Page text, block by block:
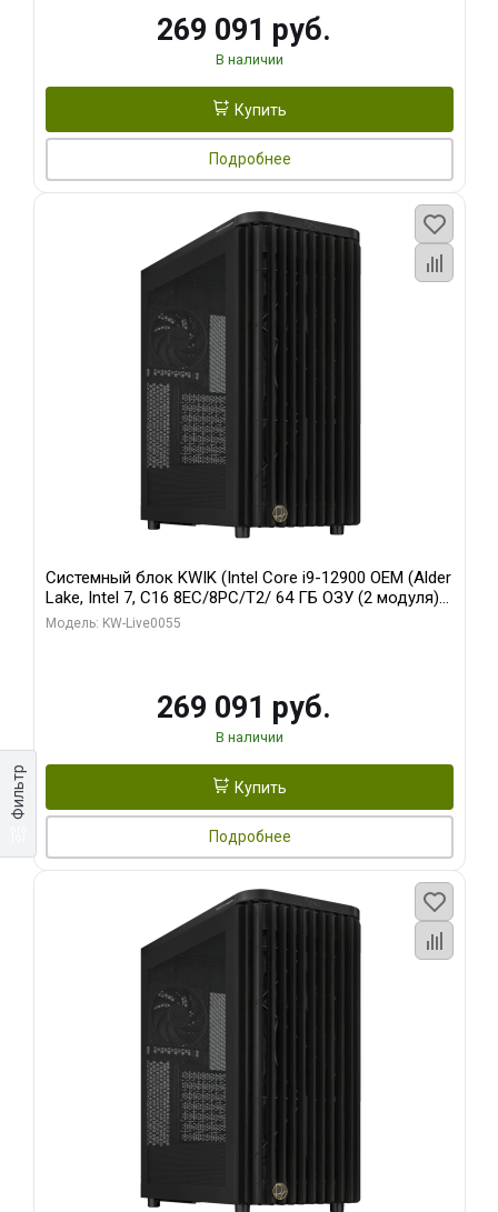
Фильтр
269 091 руб.
В наличии
Купить
Подробнее
Системный блок KWIK (Intel Core i9-12900 OEM (Alder
Lake, Intel 7, C16 8EC/8PC/T2/ 64 ГБ ОЗУ (2 модуля)/
MSI RTX5080 SHADOW 3X OC 16GB GDDR7 256bit 3xDP
Модель: KW-Live0055
269 091 руб.
В наличии
Купить
Подробнее